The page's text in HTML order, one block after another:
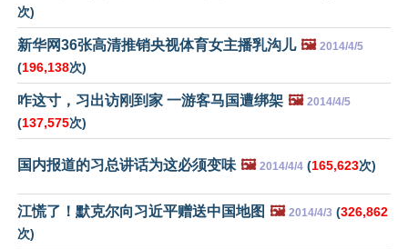
次)
新华网36张高清推销央视体育女主播乳沟儿 🖼️ 2014/4/5
(196,138次)
咋这寸，习出访刚到家 一游客马国遭绑架 🖼️ 2014/4/5
(137,575次)
国内报道的习总讲话为这必须变味 🖼️ 2014/4/4 (165,623次)
江慌了！默克尔向习近平赠送中国地图 🖼️ 2014/4/3 (326,862
次)